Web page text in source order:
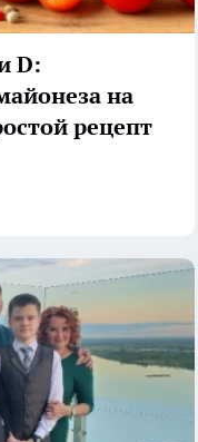
D:
на
рецепт